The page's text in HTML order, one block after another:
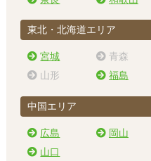
東北・北海道エリア
宮城 青森
山形
福島
中国エリア
広島 岡山
山口